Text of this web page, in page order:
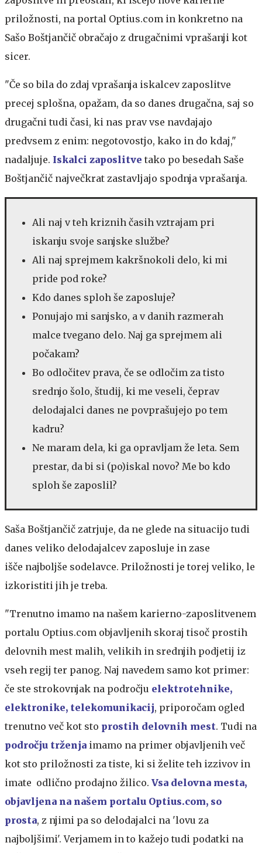
priložnosti, na portal Optius.com in konkretno na
Sašo Boštjančič obračajo z drugačnimi vprašanji kot
sicer.
"Če so bila do zdaj vprašanja iskalcev zaposlitve
precej splošna, opažam, da so danes drugačna, saj so
drugačni tudi časi, ki nas prav vse navdajajo
predvsem z enim: negotovostjo, kako in do kdaj,"
nadaljuje. Iskalci zaposlitve tako po besedah Saše
Boštjančič največkrat zastavljajo spodnja vprašanja.
Ali naj v teh kriznih časih vztrajam pri
iskanju svoje sanjske službe?
Ali naj sprejmem kakršnokoli delo, ki mi
pride pod roke?
Kdo danes sploh še zaposluje?
Ponujajo mi sanjsko, a v danih razmerah
malce tvegano delo. Naj ga sprejmem ali
počakam?
Bo odločitev prava, če se odločim za tisto
srednjo šolo, študij, ki me veseli, čeprav
delodajalci danes ne povprašujejo po tem
kadru?
Ne maram dela, ki ga opravljam že leta. Sem
prestar, da bi si (po)iskal novo? Me bo kdo
sploh še zaposlil?
Saša Boštjančič zatrjuje, da ne glede na situacijo tudi
danes veliko delodajalcev zaposluje in zase
išče najboljše sodelavce. Priložnosti je torej veliko, le
izkoristiti jih je treba.
"Trenutno imamo na našem karierno-zaposlitvenem
portalu Optius.com objavljenih skoraj tisoč prostih
delovnih mest malih, velikih in srednjih podjetij iz
vseh regij ter panog. Naj navedem samo kot primer:
če ste strokovnjak na področju elektrotehnike,
elektronike, telekomunikacij, priporočam ogled
trenutno več kot sto prostih delovnih mest. Tudi na
področju trženja imamo na primer objavljenih več
kot sto priložnosti za tiste, ki si želite teh izzivov in
imate odlično prodajno žilico. Vsa delovna mesta,
objavljena na našem portalu Optius.com, so
prosta, z njimi pa so delodajalci na 'lovu za
najboljšimi'. Verjamem in to kažejo tudi podatki na